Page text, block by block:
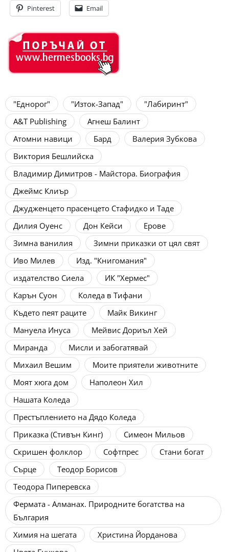
Pinterest Email
"Еднорог" "Изток-Запад"
"Лабиринт"
A&T Publishing
Агнеш Балинт
Атомни навици
Бард
Валерия Зубкова
Виктория Бешлийска
Владимир Димитров - Майстора. Биография
Джеймс Клиър
Джудженцето прасенцето Стафидко и Таде
Дилия Оуенс
Дон Кейси
Ерове
Зимна ванилия
Зимни приказки от цял свят
Иво Милев
Изд. "Книгомания"
издателство Сиела
ИК "Хермес"
Карън Суон
Коледа в Тифани
Където пеят раците
Майк Викинг
Мануела Инуса
Мейвис Дориъл Хей
Миранда
Мисли и забогатявай
Михаил Вешим
Моите приятели животните
Моят хюга дом
Наполеон Хил
Нашата Коледа
Престъплението на Дядо Коледа
Приказка (Стивън Кинг)
Симеон Мильов
Скришен фолклор
Софтпрес
Стани богат
Сърце
Теодор Борисов
Теодора Пиперевска
Фермата - Алманах. Природните богатства на
България
Химия на шегата
Христина Йорданова